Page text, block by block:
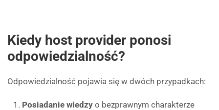
Kiedy host provider ponosi
odpowiedzialność?
Odpowiedzialność pojawia się w dwóch przypadkach:
Posiadanie wiedzy o bezprawnym charakterze